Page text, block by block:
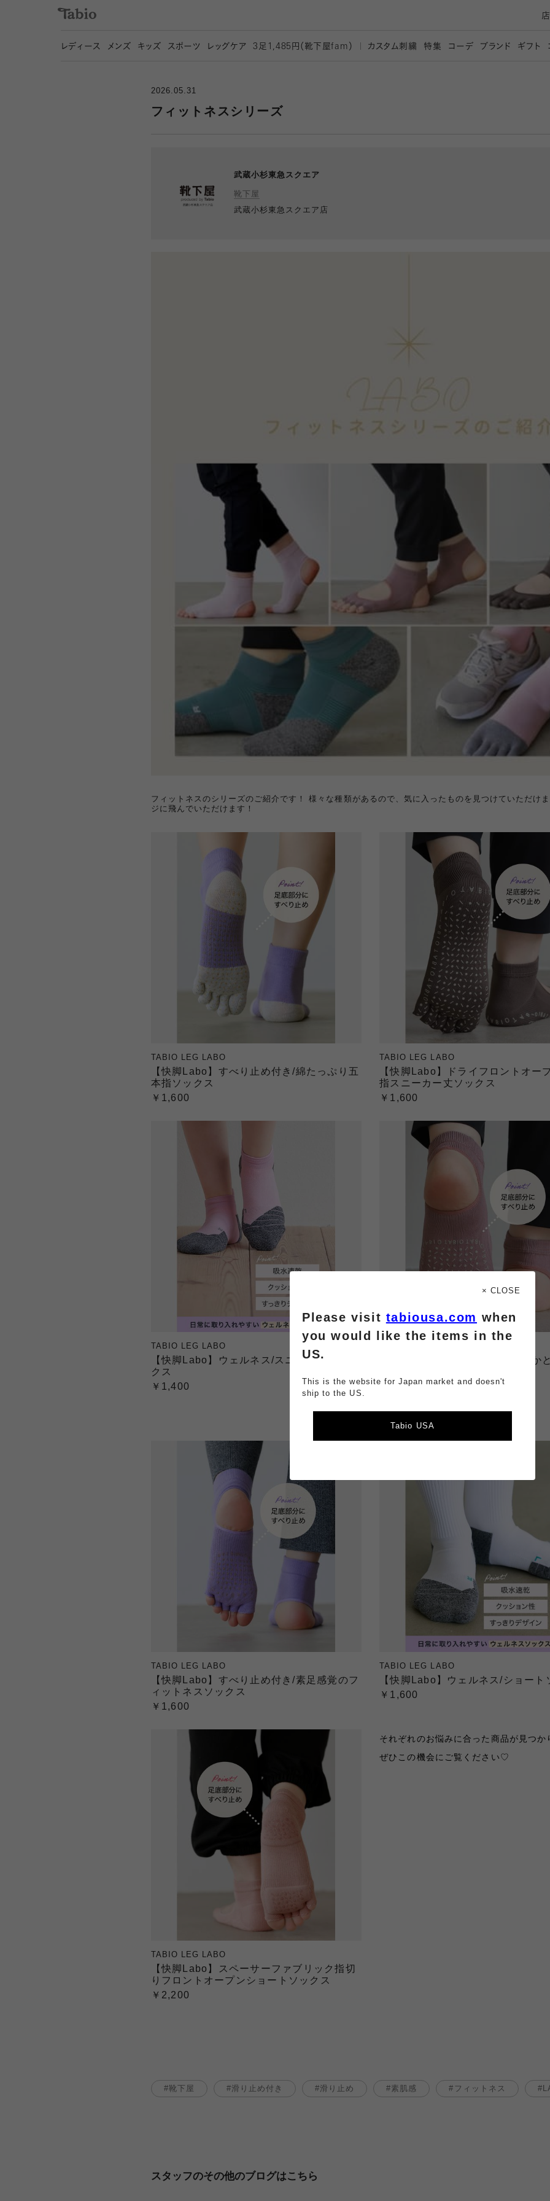
レディース メンズ キッズ スポーツ レッグケア 3 足1,485円（靴下屋fam） カスタム刺繍 特集 コーデ ブランド ギフト
2026.05.31
フィットネスシリーズ
武蔵小杉東急スクエア
靴下屋
武蔵小杉東急スクエア店
フィットネスのシリーズのご紹介です！ 様々な種類があるので、気に入ったものを見つけていただけ
ジに飛んでいただけます！
TABIO LEG LABO
【快脚Labo】すべり止め付き/綿たっぷり五
本指ソックス
￥1,600
TABIO LEG LABO
【快脚Labo】ドライフロントオー
指スニーカー丈ソックス
￥1,600
TABIO LEG LABO
【快脚Labo】ウェルネス/スニーカー丈ソッ
クス
￥1,400
【快脚Labo】ドライフロントかか
￥1,600
TABIO LEG LABO
【快脚Labo】すべり止め付き/素足感覚のフ
ィットネスソックス
￥1,600
TABIO LEG LABO
【快脚Labo】ウェルネス/ショート
￥1,600
TABIO LEG LABO
【快脚Labo】スペーサーファブリック指切
りフロントオープンショートソックス
￥2,200
それぞれのお悩みに合った商品が見つか
ぜひこの機会にご覧ください♡
靴下屋 滑り止め付き 滑り止め 素肌感 フィットネス
スタッフのその他のブログはこちら
× CLOSE
Please visit tabiousa.com when
you would like the items in the
US.
This is the website for Japan market and doesn't
ship to the US.
Tabio USA